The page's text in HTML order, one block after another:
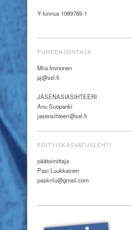
Y-tunnus 1089785-1
PUHEENJOHTAJA
Miia Immonen
pj@sel.fi
JÄSENASIASIHTEERI
Anu Suopanki
jasensihteeri@sel.fi
ERITYISKASVATUSLEHTI
päätoimittaja
Pasi Luukkainen
paskrilu@gmail.com